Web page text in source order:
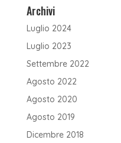
Archivi
Luglio 2024
Luglio 2023
Settembre 2022
Agosto 2022
Agosto 2020
Agosto 2019
Dicembre 2018